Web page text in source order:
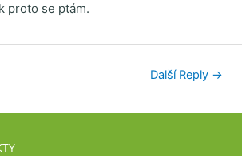
proto se ptám.
Další Reply →